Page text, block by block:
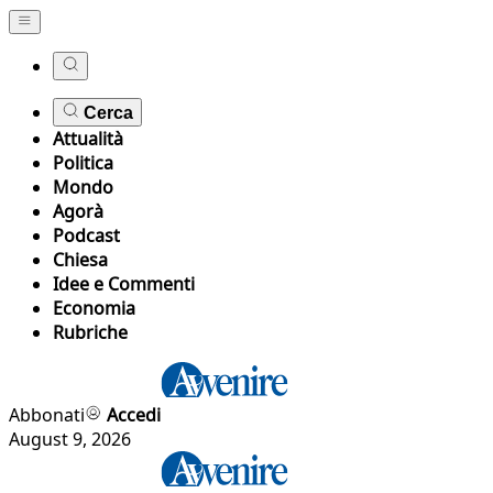
Cerca
Attualità
Politica
Mondo
Agorà
Podcast
Chiesa
Idee e Commenti
Economia
Rubriche
Abbonati
Accedi
August 9, 2026